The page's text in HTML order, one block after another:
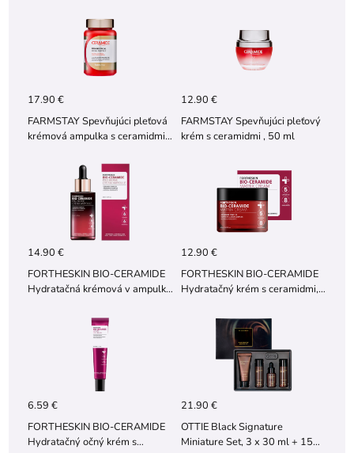
17.90 €
FARMSTAY Spevňujúci pleťová
krémová ampulka s ceramidmi,
12.90 €
FARMSTAY Spevňujúci pleťový
krém s ceramidmi , 50 ml
14.90 €
FORTHESKIN BIO-CERAMIDE
Hydratačná krémová v ampulka
12.90 €
FORTHESKIN BIO-CERAMIDE
Hydratačný krém s ceramidmi,
6.59 €
FORTHESKIN BIO-CERAMIDE
Hydratačný očný krém s
21.90 €
OTTIE Black Signature
Miniature Set, 3 x 30 ml + 15